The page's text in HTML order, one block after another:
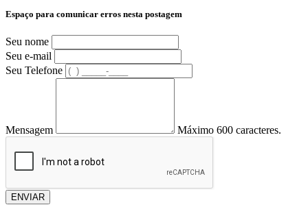
Espaço para comunicar erros nesta postagem
Seu nome
Seu e-mail
Seu Telefone
Mensagem Máximo 600 caracteres.
ENVIAR